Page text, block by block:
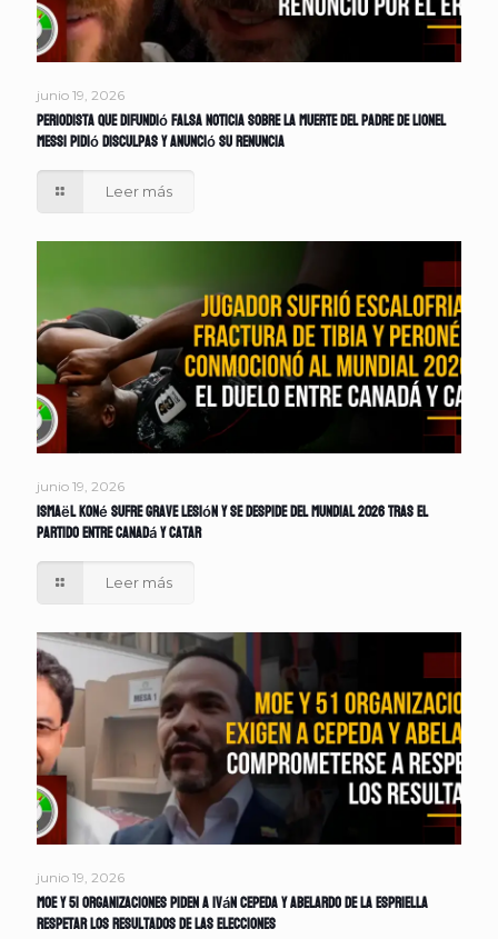
junio 19, 2026
Periodista que difundió falsa noticia sobre la muerte del padre de Lionel
Messi pidió disculpas y anunció su renuncia
Leer más
junio 19, 2026
Ismaël Koné sufre grave lesión y se despide del Mundial 2026 tras el
partido entre Canadá y Catar
Leer más
junio 19, 2026
MOE y 51 organizaciones piden a Iván Cepeda y Abelardo de la Espriella
respetar los resultados de las elecciones